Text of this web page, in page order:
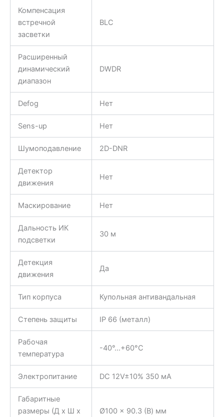
Компенсация
встречной
засветки
BLC
Расширенный
динамический
диапазон
DWDR
Defog Нет
Sens-up Нет
Шумоподавление 2D-DNR
Детектор
движения
Нет
Маскирование Нет
Дальность ИК
подсветки
30 м
Детекция
движения
Да
Тип корпуса Купольная антивандальная
Степень защиты IP 66 (металл)
Рабочая
температура
-40°…+60°C
Электропитание DC 12V±10% 350 мА
Габаритные
размеры (Д x Ш x
Ø100 × 90.3 (В) мм